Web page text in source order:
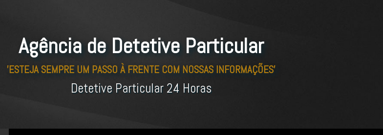
Agência de Detetive Particular
'ESTEJA SEMPRE UM PASSO À FRENTE COM NOSSAS INFORMAÇÕES'
Detetive Particular 24 Horas